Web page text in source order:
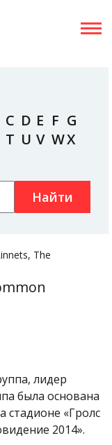
C D E F G
T U V WX
Найти
The
лидер
была основана
стадионе «Гролс
2014».